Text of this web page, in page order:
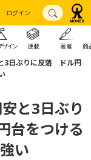
ログイン
ザイン 連載 著者 商
3日ぶりに反落 ドル円
と3日ぶり
台をつける
い